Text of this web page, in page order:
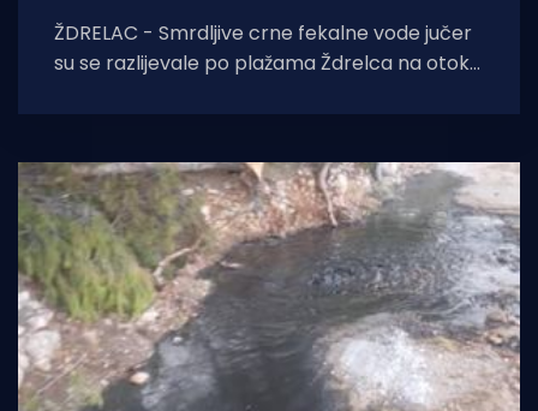
ŽDRELAC - Smrdljive crne fekalne vode jučer
su se razlijevale po plažama Ždrelca na otoku